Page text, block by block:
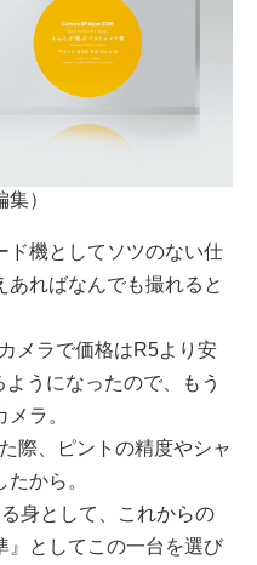
）
ド機としてソツのない仕
あればなんでも撮れると
メラで価格はR5より安
うになったので、もう
ラ。
際、ピントの精度やシャ
から。
⾝として、これからの
』としてこの⼀台を選び